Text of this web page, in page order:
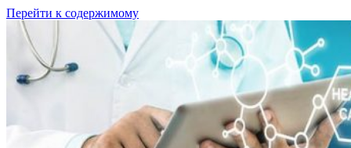
Перейти к содержимому